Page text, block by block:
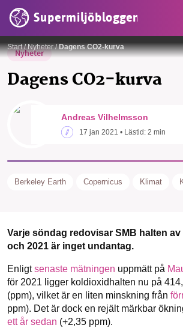
Supermiljöbloggen
HEM
OMRÅDEN
Sök Sparade inlägg
Facebook Instagram
Threads
Start/Nyheter/Dagens CO2-kurva
Nyheter
Dagens CO2-kurva
Andreas Vilhelmsson
17 jan 2021 • Lästid: 2 min
Berkeley Earth Copernicus Klimat
Varje söndag redovisar SMB halten
och 2021 är inget undantag.
Enligtsenaste mätningen uppmätt på
för 2021 ligger koldioxidhalten nu på
(ppm), vilket är en liten minskning från
ppm). Det är dock en rejält märkbar
ett år sedan (+2,35 ppm).
starten 2010 har vår ideella
miljödebatten framåt
Stötta vårt arbete genom att
1231368703
Läs vad vi vill göra